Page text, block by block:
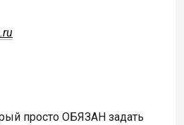
просто ОБЯЗАН задать